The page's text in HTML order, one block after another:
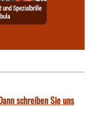
schreiben Sie uns